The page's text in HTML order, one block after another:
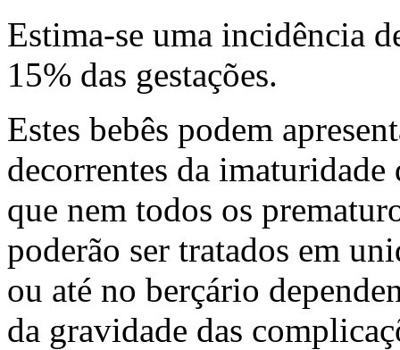
Estima-se uma incidência
15% das gestações.
Estes bebês podem
decorrentes da
que nem todos os
poderão ser tratados em
ou até no berçário
da gravidade das